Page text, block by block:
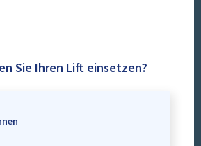
Sie Ihren Lift einsetzen?